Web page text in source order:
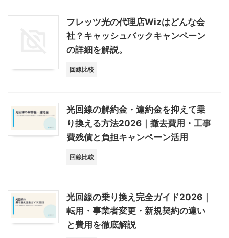
フレッツ光の代理店Wizはどんな会
社？キャッシュバックキャンペーン
の詳細を解説。
回線比較
光回線の解約金・違約金を抑えて乗
り換える方法2026｜撤去費用・工事
費残債と負担キャンペーン活用
回線比較
光回線の乗り換え完全ガイド2026｜
転用・事業者変更・新規契約の違い
と費用を徹底解説